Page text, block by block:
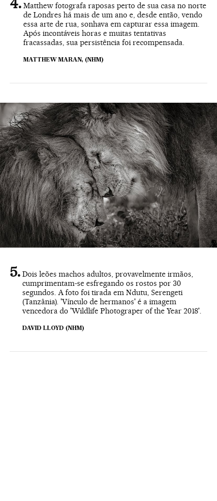
Matthew fotografa raposas perto de sua casa no norte
de Londres há mais de um ano e, desde então, vendo
essa arte de rua, sonhava em capturar essa imagem.
Após incontáveis horas e muitas tentativas
fracassadas, sua persistência foi recompensada.
MATTHEW MARAN, (NHM)
Dois leões machos adultos, provavelmente irmãos,
cumprimentam-se esfregando os rostos por 30
segundos. A foto foi tirada em Ndutu, Serengeti
(Tanzânia). 'Vínculo de hermanos' é a imagem
vencedora do 'Wildlife Photograper of the Year 2018'.
DAVID LLOYD (NHM)